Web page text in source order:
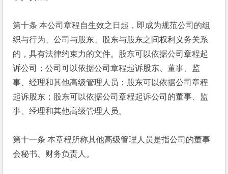
第十条 本公司章程自生效之日起，即成为规范公司的组
织与行为、公司与股东、股东与股东之间权利义务关系
的，具有法律约束力的文件。股东可以依据公司章程起
诉公司；公司可以依据公司章程起诉股东、董事、监
事、经理和其他高级管理人员；股东可以依据公司章程
起诉股东；股东可以依据公司章程起诉公司的董事、监
事、经理和其他高级管理人员。
第十一条 本章程所称其他高级管理人员是指公司的董事
会秘书、财务负责人。